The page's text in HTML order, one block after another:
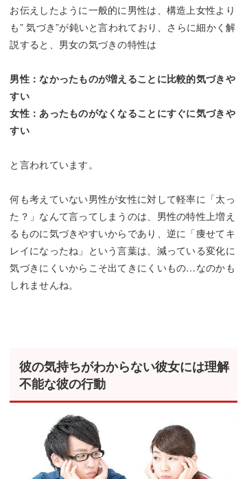
お伝えしたように一般的に男性は、構造上女性より
も” 気づき”が鈍いと言われており、さらに細かく解
説すると、男女の気づきの特性は
男性：なかったものが増えることに比較的気づきや
すい
女性：あったものがなくなることにすぐに気づきや
すい
と言われています。
何も考えていない男性が女性に対して軽率に「太っ
た？」なんて言ってしまうのは、男性の特性上増え
るものに気づきやすいからであり、逆に「痩せてキ
レイになったね」という言葉は、減っている変化に
気づきにくいからこそ出てきにくいもの…なのかも
しれませんね。
彼の気持ちがわからない彼女には理解
不能な彼の行動